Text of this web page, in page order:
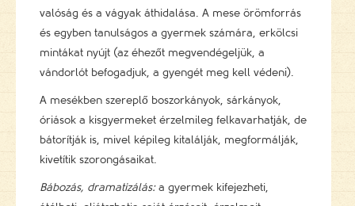
valóság és a vágyak áthidalása. A mese örömforrás
és egyben tanulságos a gyermek számára, erkölcsi
mintákat nyújt (az éhezőt megvendégeljük, a
vándorlót befogadjuk, a gyengét meg kell védeni).
A mesékben szereplő boszorkányok, sárkányok,
óriások a kisgyermeket érzelmileg felkavarhatják, de
bátorítják is, mivel képileg kitalálják, megformálják,
kivetítik szorongásaikat.
Bábozás, dramatizálás: a gyermek kifejezheti,